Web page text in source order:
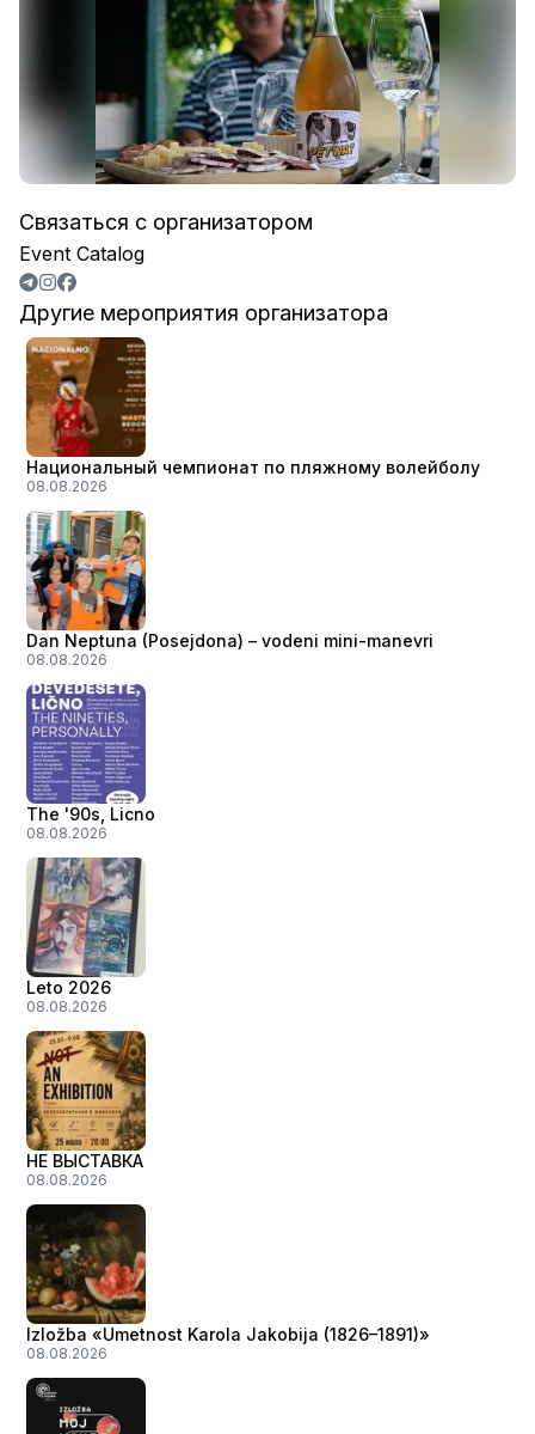
Связаться с организатором
Event Catalog
Другие мероприятия организатора
Национальный чемпионат по пляжному волейболу
08.08.2026
Dan Neptuna (Posejdona) – vodeni mini-manevri
08.08.2026
The '90s, Licno
08.08.2026
Leto 2026
08.08.2026
НЕ ВЫСТАВКА
08.08.2026
Izložba «Umetnost Karola Jakobija (1826–1891)»
08.08.2026